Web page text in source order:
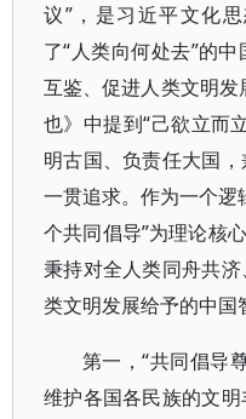
议”，是习近平文化
了“人类向何处去”的
互鉴、促进人类文明发
也》中提到“己欲立而
明古国、负责任大国
一贯追求。作为一个逻
个共同倡导”为理论核
秉持对全人类同舟共
类文明发展给予的中国
第一，“共同倡导
维护各国各民族的文